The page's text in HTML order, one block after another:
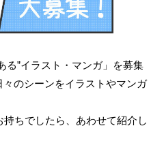
る”イラスト・マンガ」を募集
のシーンをイラストやマンガ
ちでしたら、あわせて紹介し